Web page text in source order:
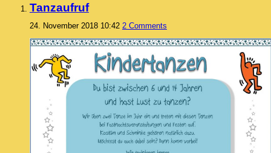
Tanzaufruf
24. November 2018 10:42 2 Comments